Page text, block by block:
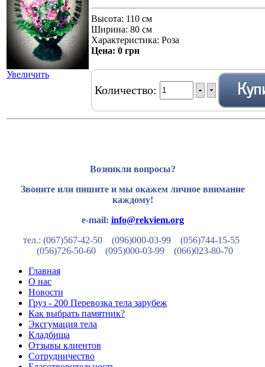
Увеличить
Высота: 110 см
Ширина: 80 см
Характеристика: Роза
Цена: 0 грн
Количество:
Возникли вопросы?
Звоните или пишите и мы окажем личное внимание
каждому!
e-mail: info@rekviem.org
тел.: (067)567-42-50 (096)000-03-99
(056)744-15-55
(056)726-50-60
(095)000-03-99
(066)023-80-70
Главная
О нас
Новости
Груз - 200 Перевозка тела зарубеж
Как выбрать памятник?
Эксгумация тела
Кладбища
Отзывы клиентов
Сотрудничество